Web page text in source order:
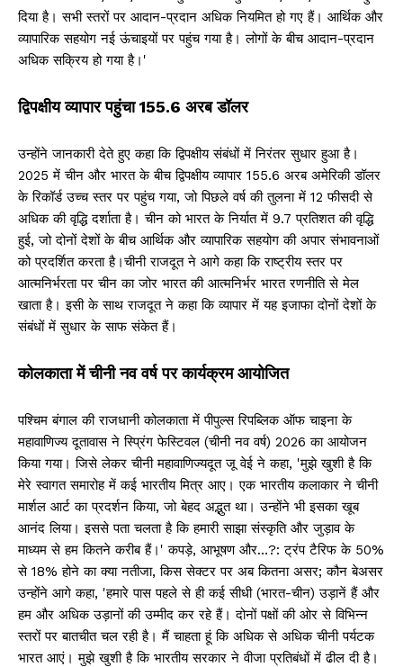
दिया है। सभी स्तरों पर आदान-प्रदान अधिक नियमित हो गए हैं। आर्थिक और
व्यापारिक सहयोग नई ऊंचाइयों पर पहुंच गया है। लोगों के बीच आदान-प्रदान
अधिक सक्रिय हो गया है।'
द्विपक्षीय व्यापार पहुंचा 155.6 अरब डॉलर
उन्होंने जानकारी देते हुए कहा कि द्विपक्षीय संबंधों में निरंतर सुधार हुआ है।
2025 में चीन और भारत के बीच द्विपक्षीय व्यापार 155.6 अरब अमेरिकी डॉलर
के रिकॉर्ड उच्च स्तर पर पहुंच गया, जो पिछले वर्ष की तुलना में 12 फीसदी से
अधिक की वृद्धि दर्शाता है। चीन को भारत के निर्यात में 9.7 प्रतिशत की वृद्धि
हुई, जो दोनों देशों के बीच आर्थिक और व्यापारिक सहयोग की अपार संभावनाओं
को प्रदर्शित करता है।चीनी राजदूत ने आगे कहा कि राष्ट्रीय स्तर पर
आत्मनिर्भरता पर चीन का जोर भारत की आत्मनिर्भर भारत रणनीति से मेल
खाता है। इसी के साथ राजदूत ने कहा कि व्यापार में यह इजाफा दोनों देशों के
संबंधों में सुधार के साफ संकेत हैं।
कोलकाता में चीनी नव वर्ष पर कार्यक्रम आयोजित
पश्चिम बंगाल की राजधानी कोलकाता में पीपुल्स रिपब्लिक ऑफ चाइना के
महावाणिज्य दूतावास ने स्प्रिंग फेस्टिवल (चीनी नव वर्ष) 2026 का आयोजन
किया गया। जिसे लेकर चीनी महावाणिज्यदूत जू वेई ने कहा, 'मुझे खुशी है कि
मेरे स्वागत समारोह में कई भारतीय मित्र आए। एक भारतीय कलाकार ने चीनी
मार्शल आर्ट का प्रदर्शन किया, जो बेहद अद्भुत था। उन्होंने भी इसका खूब
आनंद लिया। इससे पता चलता है कि हमारी साझा संस्कृति और जुड़ाव के
माध्यम से हम कितने करीब हैं।' कपड़े, आभूषण और…?: ट्रंप टैरिफ के 50%
से 18% होने का क्या नतीजा, किस सेक्टर पर अब कितना असर; कौन बेअसर
उन्होंने आगे कहा, 'हमारे पास पहले से ही कई सीधी (भारत-चीन) उड़ानें हैं और
हम और अधिक उड़ानों की उम्मीद कर रहे हैं। दोनों पक्षों की ओर से विभिन्न
स्तरों पर बातचीत चल रही है। मैं चाहता हूं कि अधिक से अधिक चीनी पर्यटक
भारत आएं। मुझे खुशी है कि भारतीय सरकार ने वीजा प्रतिबंधों में ढील दी है।